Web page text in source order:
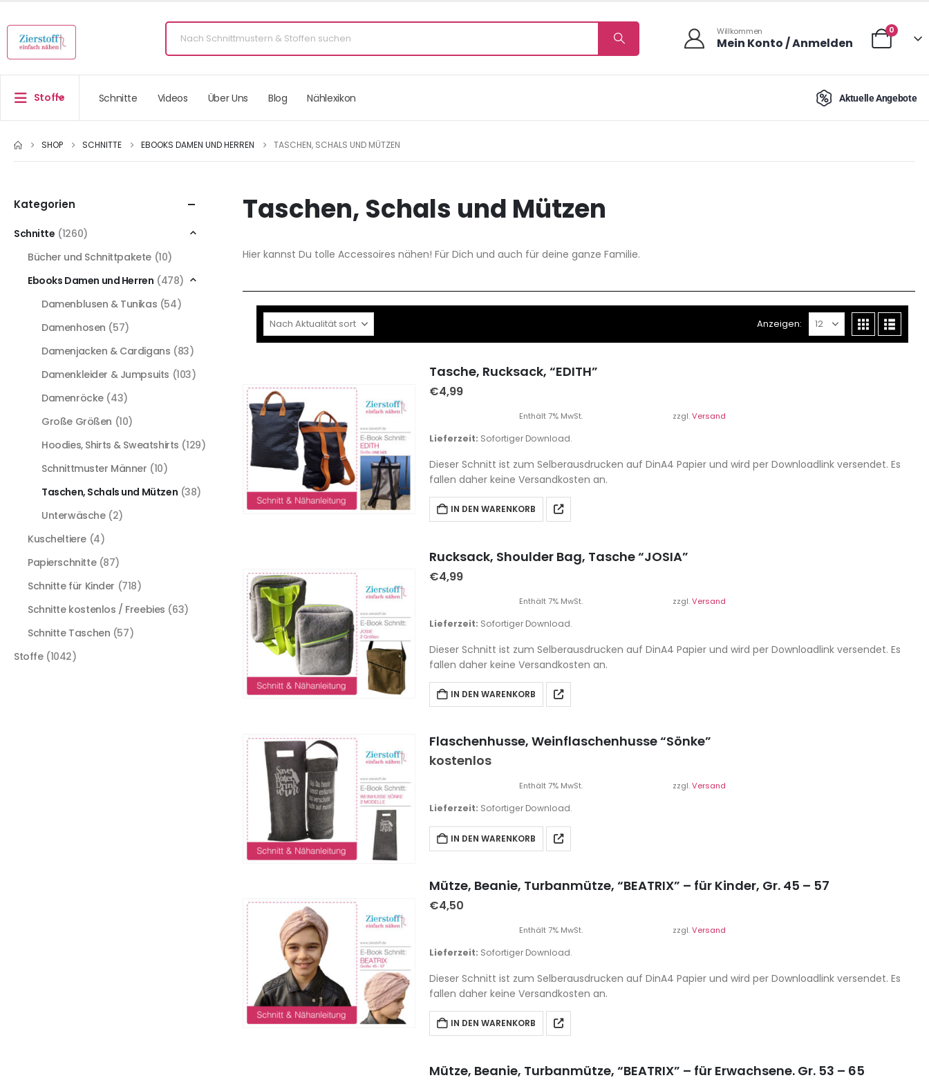
Willkommen
Mein Konto / Anmelden
0
Stoffe Schnitte Videos Über Uns Blog Nählexikon Aktuelle Angebote
SHOP SCHNITTE EBOOKS DAMEN UND HERREN TASCHEN, SCHALS UND MÜTZEN
Taschen, Schals und Mützen
Hier kannst Du tolle Accessoires nähen! Für Dich und auch für deine ganze Familie.
Anzeigen:
Tasche, Rucksack, “EDITH”
€4,99
Enthält 7% MwSt. zzgl.Versand
Lieferzeit: Sofortiger Download.
Dieser Schnitt ist zum Selberausdrucken auf DinA4 Papier und wird per Downloadlink versendet. Es
fallen daher keine Versandkosten an.
IN DEN WARENKORB
Rucksack, Shoulder Bag, Tasche “JOSIA”
€4,99
Enthält 7% MwSt. zzgl.Versand
Lieferzeit: Sofortiger Download.
Dieser Schnitt ist zum Selberausdrucken auf DinA4 Papier und wird per Downloadlink versendet. Es
fallen daher keine Versandkosten an.
IN DEN WARENKORB
Flaschenhusse, Weinflaschenhusse “Sönke”
kostenlos
Enthält 7% MwSt. zzgl.Versand
Lieferzeit: Sofortiger Download.
IN DEN WARENKORB
Mütze, Beanie, Turbanmütze, “BEATRIX” – für Kinder, Gr. 45 – 57
€4,50
Enthält 7% MwSt. zzgl.Versand
Lieferzeit: Sofortiger Download.
Dieser Schnitt ist zum Selberausdrucken auf DinA4 Papier und wird per Downloadlink versendet. Es
fallen daher keine Versandkosten an.
IN DEN WARENKORB
Mütze, Beanie, Turbanmütze, “BEATRIX” – für Erwachsene. Gr. 53 – 65
Kategorien
Schnitte (1260)
Bücher und Schnittpakete (10)
Ebooks Damen und Herren (478)
Damenblusen & Tunikas (54)
Damenhosen (57)
Damenjacken & Cardigans (83)
Damenkleider & Jumpsuits (103)
Damenröcke (43)
Große Größen (10)
Hoodies, Shirts & Sweatshirts (129)
Schnittmuster Männer (10)
Taschen, Schals und Mützen (38)
Unterwäsche (2)
Kuscheltiere (4)
Papierschnitte (87)
Schnitte für Kinder (718)
Schnitte kostenlos / Freebies (63)
Schnitte Taschen (57)
Stoffe (1042)